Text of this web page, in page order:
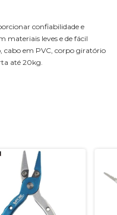
confiabilidade e
materiais leves e de fácil
em PVC, corpo giratório
até 20kg.